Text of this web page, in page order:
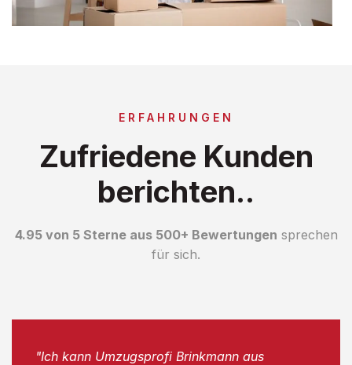
ERFAHRUNGEN
Zufriedene Kunden
berichten..
4.95 von 5 Sterne aus 500+ Bewertungen sprechen
für sich.
"Ich kann Umzugsprofi Brinkmann aus